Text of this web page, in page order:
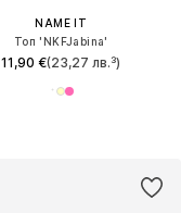
NAME IT
Топ 'NKFJabina'
11,90 €(23,27 лв.³)